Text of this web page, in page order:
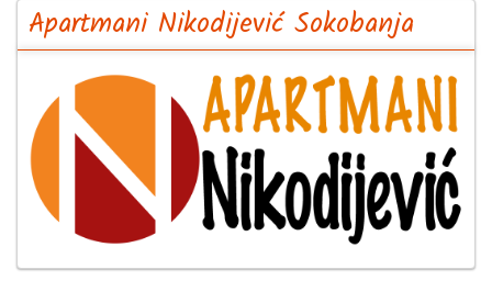
Apartmani Nikodijević Sokobanja